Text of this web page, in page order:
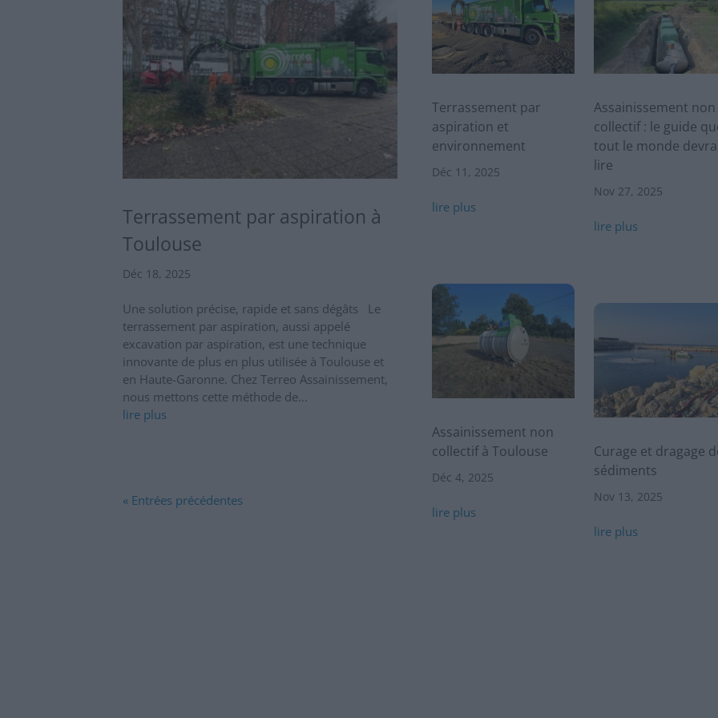
Terrassement par aspiration à
Toulouse
Déc 18, 2025
Une solution précise, rapide et sans dégâts Le
terrassement par aspiration, aussi appelé
excavation par aspiration, est une technique
innovante de plus en plus utilisée à Toulouse et
en Haute-Garonne. Chez Terreo Assainissement,
nous mettons cette méthode de...
lire plus
« Entrées précédentes
Terrassement par
aspiration et
environnement
Déc 11, 2025
lire plus
Assainissement non
collectif à Toulouse
Déc 4, 2025
lire plus
Assainissement non
collectif : le guide
tout le monde
lire
Nov 27, 2025
lire plus
Curage et dragage
sédiments
Nov 13, 2025
lire plus